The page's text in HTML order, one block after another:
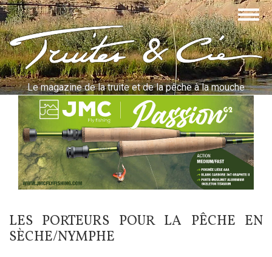
Aller
au
contenu
principalTruites & Cie
Le magazine de la truite et de la pêche à la mouche
LES PORTEURS POUR LA PÊCHE EN
SÈCHE/NYMPHE